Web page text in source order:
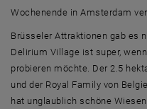
Wochenende in Amsterdam
Brüsseler Attraktionen gab es
Delirium Village ist super,
probieren möchte. Der 2.5
und der Royal Family von
hat unglaublich schöne